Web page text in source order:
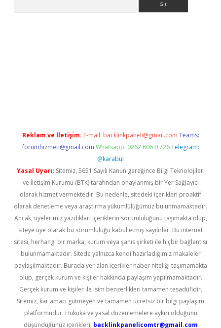
Reklam ve İletişim: E-mail: backlinkpaneli@gmail.com Teams:
forumhizmeti@gmail.com Whatsapp: 0262 606 0 726 Telegram:
@karabul
Yasal Uyarı: Sitemiz, 5651 Sayılı Kanun gereğince Bilgi Teknolojileri
ve İletişim Kurumu (BTK) tarafından onaylanmış bir Yer Sağlayıcı
olarak hizmet vermektedir. Bu nedenle, sitedeki içerikleri proaktif
olarak denetleme veya araştırma yükümlülüğümüz bulunmamaktadır.
Ancak, üyelerimiz yazdıkları içeriklerin sorumluluğunu taşımakta olup,
siteye üye olarak bu sorumluluğu kabul etmiş sayılırlar. Bu internet
sitesi, herhangi bir marka, kurum veya şahıs şirketi ile hiçbir bağlantısı
bulunmamaktadır. Sitede yalnızca kendi hazırladığımız makaleler
paylaşılmaktadır. Burada yer alan içerikler haber niteliği taşımamakta
olup, gerçek kurum ve kişiler hakkında paylaşım yapılmamaktadır.
Gerçek kurum ve kişiler ile isim benzerlikleri tamamen tesadüfidir.
Sitemiz, kar amacı gütmeyen ve tamamen ücretsiz bir bilgi paylaşım
platformudur. Hukuka ve yasal düzenlemelere aykırı olduğunu
düşündüğünüz içerikleri, backlinkpanelicomtr@gmail.com